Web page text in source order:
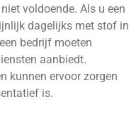
voldoende. Als u een
dagelijks met stof in
bedrijf moeten
aanbiedt.
kunnen ervoor zorgen
is.